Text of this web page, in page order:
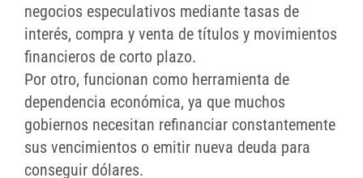
negocios especulativos mediante tasas de
interés, compra y venta de títulos y movimientos
financieros de corto plazo.
Por otro, funcionan como herramienta de
dependencia económica, ya que muchos
gobiernos necesitan refinanciar constantemente
sus vencimientos o emitir nueva deuda para
conseguir dólares.